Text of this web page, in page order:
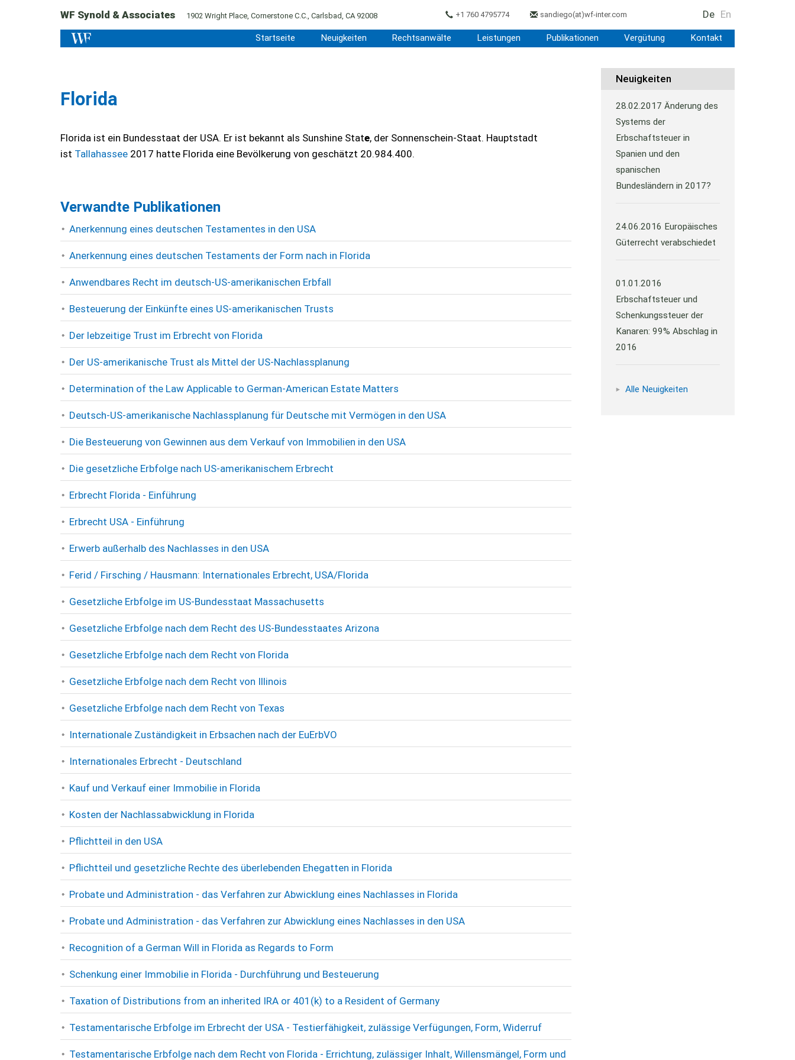
WF Synold & Associates 1902 Wright Place, Cornerstone C.C., Carlsbad, CA 92008 sandiego(at)wf-inter.com
+1 760 4795774 De En
Startseite Neuigkeiten Rechtsanwälte Leistungen Publikationen Vergütung Kontakt
Florida
Florida ist ein Bundesstaat der USA. Er ist bekannt als Sunshine State, der Sonnenschein-Staat. Hauptstadt
ist Tallahassee 2017 hatte Florida eine Bevölkerung von geschätzt 20.984.400.
Verwandte Publikationen
Anerkennung eines deutschen Testamentes in den USA
Anerkennung eines deutschen Testaments der Form nach in Florida
Anwendbares Recht im deutsch-US-amerikanischen Erbfall
Besteuerung der Einkünfte eines US-amerikanischen Trusts
Der lebzeitige Trust im Erbrecht von Florida
Der US-amerikanische Trust als Mittel der US-Nachlassplanung
Determination of the Law Applicable to German-American Estate Matters
Deutsch-US-amerikanische Nachlassplanung für Deutsche mit Vermögen in den USA
Die Besteuerung von Gewinnen aus dem Verkauf von Immobilien in den USA
Die gesetzliche Erbfolge nach US-amerikanischem Erbrecht
Erbrecht Florida - Einführung
Erbrecht USA - Einführung
Erwerb außerhalb des Nachlasses in den USA
Ferid / Firsching / Hausmann: Internationales Erbrecht, USA/Florida
Gesetzliche Erbfolge im US-Bundesstaat Massachusetts
Gesetzliche Erbfolge nach dem Recht des US-Bundesstaates Arizona
Gesetzliche Erbfolge nach dem Recht von Florida
Gesetzliche Erbfolge nach dem Recht von Illinois
Gesetzliche Erbfolge nach dem Recht von Texas
Internationale Zuständigkeit in Erbsachen nach der EuErbVO
Internationales Erbrecht - Deutschland
Kauf und Verkauf einer Immobilie in Florida
Kosten der Nachlassabwicklung in Florida
Pflichtteil in den USA
Pflichtteil und gesetzliche Rechte des überlebenden Ehegatten in Florida
Probate und Administration - das Verfahren zur Abwicklung eines Nachlasses in Florida
Probate und Administration - das Verfahren zur Abwicklung eines Nachlasses in den USA
Recognition of a German Will in Florida as Regards to Form
Schenkung einer Immobilie in Florida - Durchführung und Besteuerung
Taxation of Distributions from an inherited IRA or 401(k) to a Resident of Germany
Testamentarische Erbfolge im Erbrecht der USA - Testierfähigkeit, zulässige Verfügungen, Form, Widerruf
Testamentarische Erbfolge nach dem Recht von Florida - Errichtung, zulässiger Inhalt, Willensmängel, Form und
Neuigkeiten
28.02.2017Änderung des
Systems der
Erbschaftsteuer in
Spanien und den
spanischen
Bundesländern in 2017?
24.06.2016 Europäisches
Güterrecht verabschiedet
01.01.2016
Erbschaftsteuer und
Schenkungssteuer der
Kanaren: 99% Abschlag in
2016
Alle Neuigkeiten